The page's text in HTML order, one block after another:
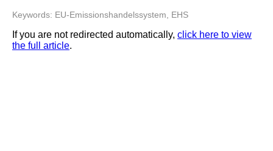
Keywords: EU-Emissionshandelssystem, EHS
If you are not redirected automatically, click here to view
the full article.